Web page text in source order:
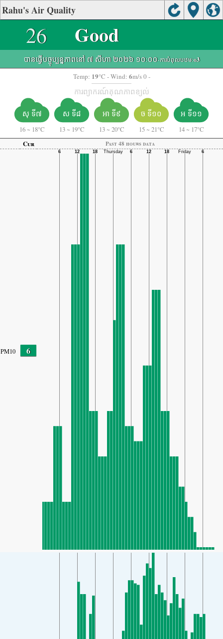
Rahu's Air Quality
26 Good
បានធ្វើបច្ចុប្បន្នភាពនៅ ៧ សីហា ២០២៦ ១០:០០-ការបំពុលបឋម:o3
Temp: 19°C - Wind: 6m/s 0 -
ការព្យាករណ៍គុណភាពខ្យល់
សុ ទី៧
16 ~ 18°C
ស ទី៨
13 ~ 19°C
អា ទី៩
13 ~ 20°C
ច ទី១០
15 ~ 21°C
អ ទី១១
14 ~ 17°C
Cur
Past 48 hours data
PM10 6